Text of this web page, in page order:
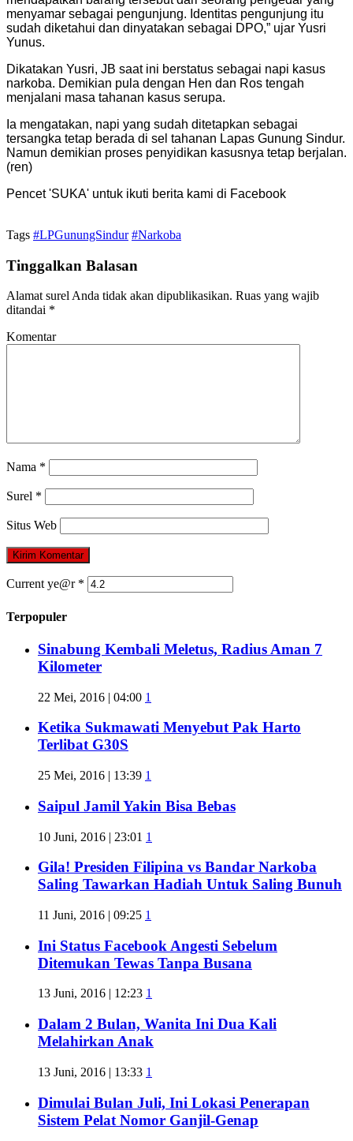
menyamar sebagai pengunjung. Identitas pengunjung itu
sudah diketahui dan dinyatakan sebagai DPO,” ujar Yusri
Yunus.
Dikatakan Yusri, JB saat ini berstatus sebagai napi kasus
narkoba. Demikian pula dengan Hen dan Ros tengah
menjalani masa tahanan kasus serupa.
Ia mengatakan, napi yang sudah ditetapkan sebagai
tersangka tetap berada di sel tahanan Lapas Gunung Sindur.
Namun demikian proses penyidikan kasusnya tetap berjalan.
(ren)
Pencet 'SUKA' untuk ikuti berita kami di Facebook
Tags #LPGunungSindur #Narkoba
Tinggalkan Balasan
Alamat surel Anda tidak akan dipublikasikan. Ruas yang wajib
ditandai *
Komentar
Nama *
Surel *
Situs Web
Current ye@r *
Terpopuler
Sinabung Kembali Meletus, Radius Aman 7
Kilometer
22 Mei, 2016 | 04:00 1
Ketika Sukmawati Menyebut Pak Harto
Terlibat G30S
25 Mei, 2016 | 13:39 1
Saipul Jamil Yakin Bisa Bebas
10 Juni, 2016 | 23:01 1
Gila! Presiden Filipina vs Bandar Narkoba
Saling Tawarkan Hadiah Untuk Saling Bunuh
11 Juni, 2016 | 09:25 1
Ini Status Facebook Angesti Sebelum
Ditemukan Tewas Tanpa Busana
13 Juni, 2016 | 12:23 1
Dalam 2 Bulan, Wanita Ini Dua Kali
Melahirkan Anak
13 Juni, 2016 | 13:33 1
Dimulai Bulan Juli, Ini Lokasi Penerapan
Sistem Pelat Nomor Ganjil-Genap